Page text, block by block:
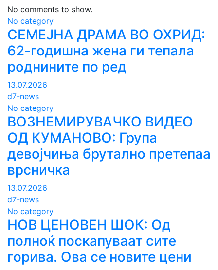
No comments to show.
No category
СЕМЕЈНА ДРАМА ВО ОХРИД:
62-годишна жена ги тепала
роднините по ред
13.07.2026
d7-news
No category
ВОЗНЕМИРУВАЧКО ВИДЕО
ОД КУМАНОВО: Група
девојчиња брутално претепаа
врсничка
13.07.2026
d7-news
No category
НОВ ЦЕНОВЕН ШОК: Од
полноќ поскапуваат сите
горива. Ова се новите цени